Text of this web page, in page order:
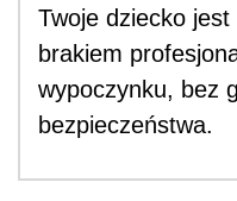
Twoje dziecko
brakiem
wypoczynku, bez
bezpieczeństwa.